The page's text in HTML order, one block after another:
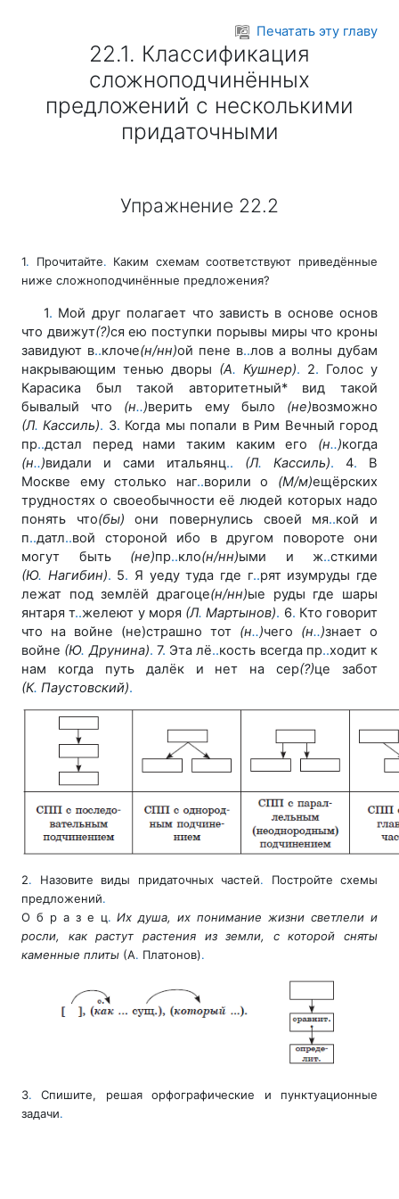
Печатать эту главу
22.1. Классификация
сложноподчинённых
предложений с несколькими
придаточными
Упражнение 22.2
1. Прочитайте. Каким схемам соответствуют приведённые
ниже сложноподчинённые предложения?
1. Мой друг полагает что зависть в основе основ
что движут(?)ся ею поступки порывы миры что кроны
завидуют в..клоче(н/нн)ой пене в..лов а волны дубам
накрывающим тенью дворы (А. Кушнер). 2. Голос у
Карасика был такой авторитетный* вид такой
бывалый что (н..)верить ему было (не)возможно
(Л. Кассиль). 3. Когда мы попали в Рим Вечный город
пр..дстал перед нами таким каким его (н..)когда
(н..)видали и сами итальянц.. (Л. Кассиль). 4. В
Москве ему столько наг..ворили о (М/м)ещёрских
трудностях о своеобычности её людей которых надо
понять что(бы) они повернулись своей мя..кой и
п..датл..вой стороной ибо в другом повороте они
могут быть (не)пр..кло(н/нн)ыми и ж..сткими
(Ю. Нагибин). 5. Я уеду туда где г..рят изумруды где
лежат под землёй драгоце(н/нн)ые руды где шары
янтаря т..желеют у моря (Л. Мартынов). 6. Кто говорит
что на войне (не)страшно тот (н..)чего (н..)знает о
войне (Ю. Друнина). 7. Эта лё..кость всегда пр..ходит к
нам когда путь далёк и нет на сер(?)це забот
(К. Паустовский).
2. Назовите виды придаточных частей. Постройте схемы
предложений.
О б р а з е ц. Их душа, их понимание жизни светлели и
росли, как растут растения из земли, с которой сняты
каменные плиты (А. Платонов).
3. Спишите, решая орфографические и пунктуационные
задачи.